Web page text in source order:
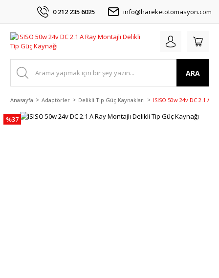
0 212 235 6025 info@hareketotomasyon.com
ARA
Anasayfa Adaptörler Delikli Tip Güç Kaynakları ISISO 50w 24v DC 2.1 A
%37